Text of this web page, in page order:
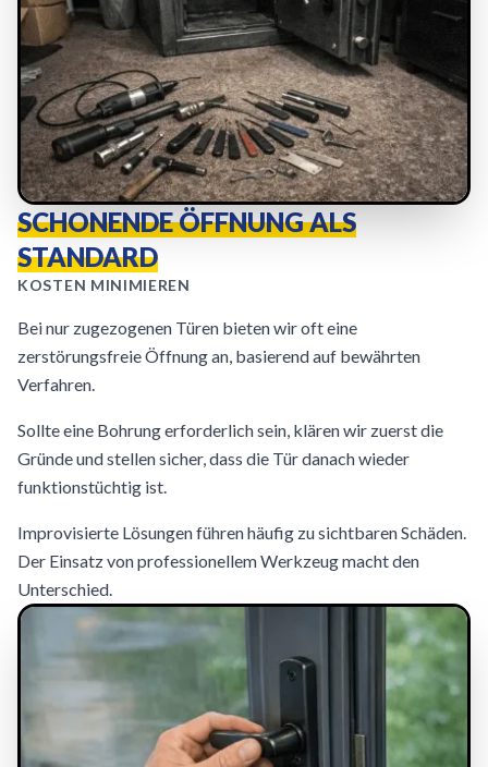
SCHONENDE ÖFFNUNG ALS
STANDARD
KOSTEN MINIMIEREN
Bei nur zugezogenen Türen bieten wir oft eine
zerstörungsfreie Öffnung an, basierend auf bewährten
Verfahren.
Sollte eine Bohrung erforderlich sein, klären wir zuerst die
Gründe und stellen sicher, dass die Tür danach wieder
funktionstüchtig ist.
Improvisierte Lösungen führen häufig zu sichtbaren Schäden.
Der Einsatz von professionellem Werkzeug macht den
Unterschied.